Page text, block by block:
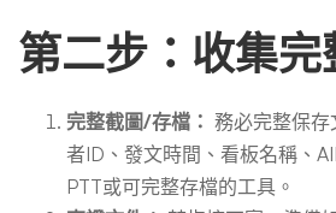
第二步：收集完
完整截圖/存檔： 務必完整保
者ID、發文時間、看板名稱、
PTT或可完整存檔的工具。